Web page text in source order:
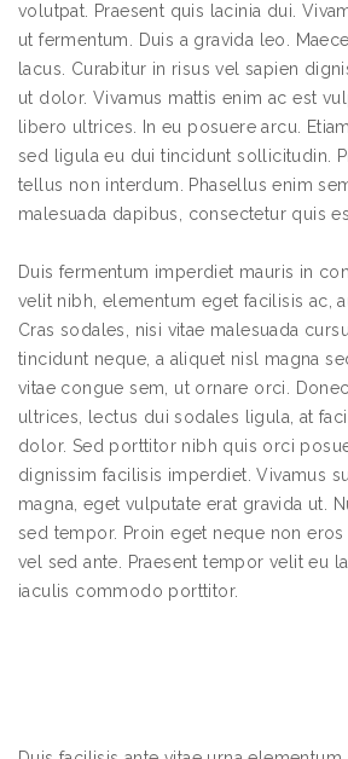
volutpat. Praesent quis lacinia dui.
ut fermentum. Duis a gravida leo.
lacus. Curabitur in risus vel sapien
ut dolor. Vivamus mattis enim ac est
libero ultrices. In eu posuere arcu.
sed ligula eu dui tincidunt sollicitudin.
tellus non interdum. Phasellus enim
malesuada dapibus, consectetur quis
Duis fermentum imperdiet mauris in
velit nibh, elementum eget facilisis ac,
Cras sodales, nisi vitae malesuada
tincidunt neque, a aliquet nisl magna
vitae congue sem, ut ornare orci.
ultrices, lectus dui sodales ligula, at
dolor. Sed porttitor nibh quis orci
dignissim facilisis imperdiet. Vivamus
magna, eget vulputate erat gravida ut.
sed tempor. Proin eget neque non
vel sed ante. Praesent tempor velit eu
iaculis commodo porttitor.